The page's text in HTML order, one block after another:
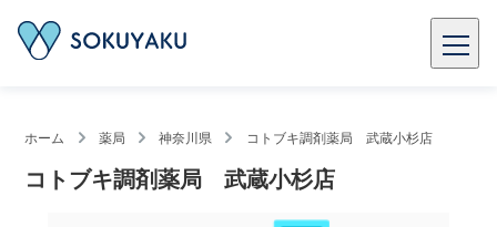
ホーム 薬局 神奈川県 コトブキ調剤薬局 武蔵小杉店
コトブキ調剤薬局 武蔵小杉店